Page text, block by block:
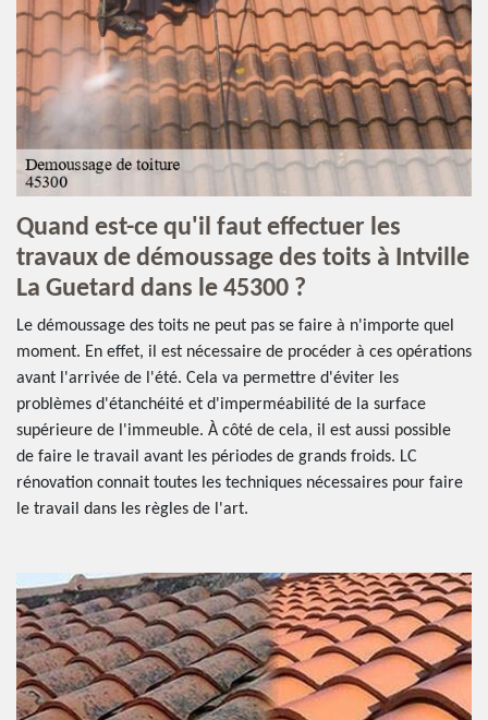
Quand est-ce qu'il faut effectuer les
travaux de démoussage des toits à Intville
La Guetard dans le 45300 ?
Le démoussage des toits ne peut pas se faire à n'importe quel
moment. En effet, il est nécessaire de procéder à ces opérations
avant l'arrivée de l'été. Cela va permettre d'éviter les
problèmes d'étanchéité et d'imperméabilité de la surface
supérieure de l'immeuble. À côté de cela, il est aussi possible
de faire le travail avant les périodes de grands froids. LC
rénovation connait toutes les techniques nécessaires pour faire
le travail dans les règles de l'art.